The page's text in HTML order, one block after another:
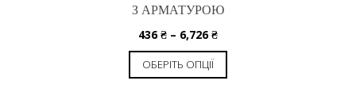
З АРМАТУРОЮ
436₴ – 6,726₴
ОБЕРІТЬ ОПЦІЇ